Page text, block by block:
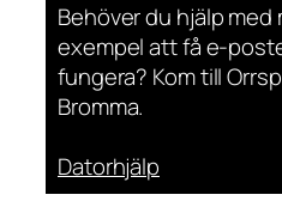
Behöver du hjälp med
exempel att få e-
fungera? Kom till
Bromma.
Datorhjälp